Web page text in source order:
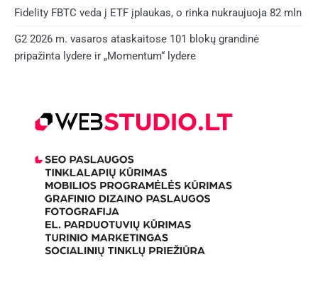
Fidelity FBTC veda į ETF įplaukas, o rinka nukraujuoja 82 mln
G2 2026 m. vasaros ataskaitose 101 blokų grandinė
pripažinta lydere ir „Momentum“ lydere